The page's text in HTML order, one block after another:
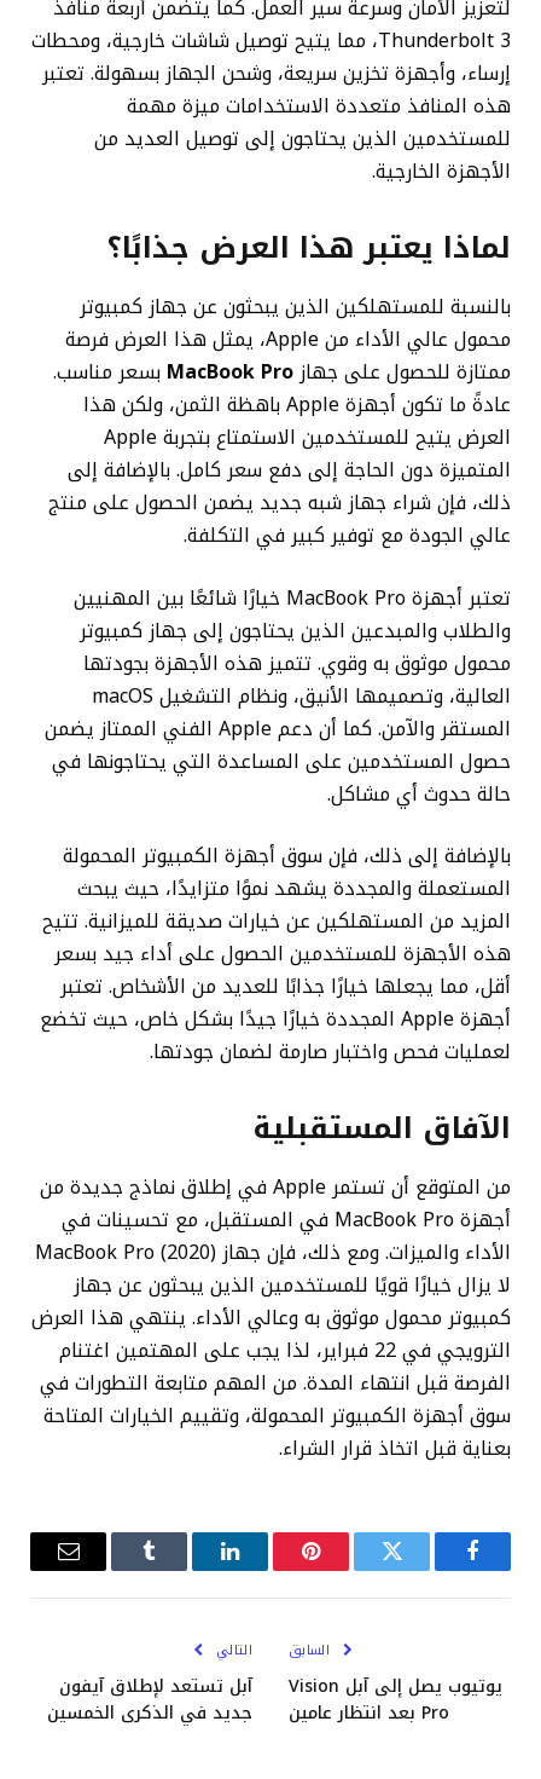
لتعزيز الأمان وسرعة سير العمل. كما يتضمن أربعة منافذ
Thunderbolt 3، مما يتيح توصيل شاشات خارجية، ومحطات
إرساء، وأجهزة تخزين سريعة، وشحن الجهاز بسهولة. تعتبر
هذه المنافذ متعددة الاستخدامات ميزة مهمة
للمستخدمين الذين يحتاجون إلى توصيل العديد من
الأجهزة الخارجية.
لماذا يعتبر هذا العرض جذابًا؟
بالنسبة للمستهلكين الذين يبحثون عن جهاز كمبيوتر
محمول عالي الأداء من Apple، يمثل هذا العرض فرصة
ممتازة للحصول على جهازMacBook Pro بسعر مناسب.
عادةً ما تكون أجهزة Apple باهظة الثمن، ولكن هذا
العرض يتيح للمستخدمين الاستمتاع بتجربة Apple
المتميزة دون الحاجة إلى دفع سعر كامل. بالإضافة إلى
ذلك، فإن شراء جهاز شبه جديد يضمن الحصول على منتج
عالي الجودة مع توفير كبير في التكلفة.
تعتبر أجهزة MacBook Pro خيارًا شائعًا بين المهنيين
والطلاب والمبدعين الذين يحتاجون إلى جهاز كمبيوتر
محمول موثوق به وقوي. تتميز هذه الأجهزة بجودتها
العالية، وتصميمها الأنيق، ونظام التشغيل macOS
المستقر والآمن. كما أن دعم Apple الفني الممتاز يضمن
حصول المستخدمين على المساعدة التي يحتاجونها في
حالة حدوث أي مشاكل.
بالإضافة إلى ذلك، فإن سوق أجهزة الكمبيوتر المحمولة
المستعملة والمجددة يشهد نموًا متزايدًا، حيث يبحث
المزيد من المستهلكين عن خيارات صديقة للميزانية. تتيح
هذه الأجهزة للمستخدمين الحصول على أداء جيد بسعر
أقل، مما يجعلها خيارًا جذابًا للعديد من الأشخاص. تعتبر
أجهزة Apple المجددة خيارًا جيدًا بشكل خاص، حيث تخضع
لعمليات فحص واختبار صارمة لضمان جودتها.
الآفاق المستقبلية
من المتوقع أن تستمر Apple في إطلاق نماذج جديدة من
أجهزة MacBook Pro في المستقبل، مع تحسينات في
الأداء والميزات. ومع ذلك، فإن جهاز MacBook Pro (2020)
لا يزال خيارًا قويًا للمستخدمين الذين يبحثون عن جهاز
كمبيوتر محمول موثوق به وعالي الأداء. ينتهي هذا العرض
الترويجي في 22 فبراير، لذا يجب على المهتمين اغتنام
الفرصة قبل انتهاء المدة. من المهم متابعة التطورات في
سوق أجهزة الكمبيوتر المحمولة، وتقييم الخيارات المتاحة
بعناية قبل اتخاذ قرار الشراء.
فيسبوكتويتر بينتيريستلينكدإن Tumblrالبريد
السابق
يوتيوب يصل إلى آبل Vision
Pro بعد انتظار عامين
التالي
آبل تستعد لإطلاق آيفون
جديد في الذكرى الخمسين